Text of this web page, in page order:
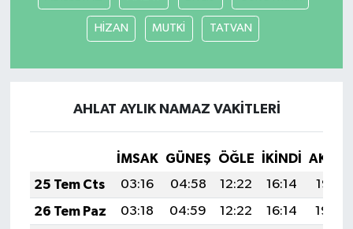
HİZAN MUTKİ TATVAN
AHLAT AYLIK NAMAZ VAKITLERI
İMSAK GÜNEŞ ÖĞLE İKINDI
25 Tem Cts
03:16 04:58 12:22 16:14
19:35
26 Tem Paz
03:18 04:59 12:22 16:14
19:34